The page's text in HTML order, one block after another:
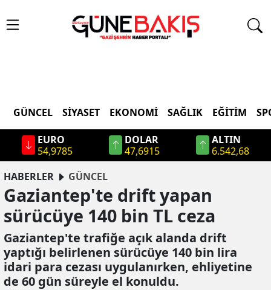
GÜNCEL SIYASET EKONOMI SAĞLIK EĞITIM
EURO
54,9785
DOLAR
47,6915
ALTIN
6.542,68
HABERLER
GÜNCEL
Gaziantep'te drift yapan
sürücüye 140 bin TL ceza
Gaziantep'te trafiğe açık alanda drift
yaptığı belirlenen sürücüye 140 bin lira
idari para cezası uygulanırken, ehliyetine
de 60 gün süreyle el konuldu.